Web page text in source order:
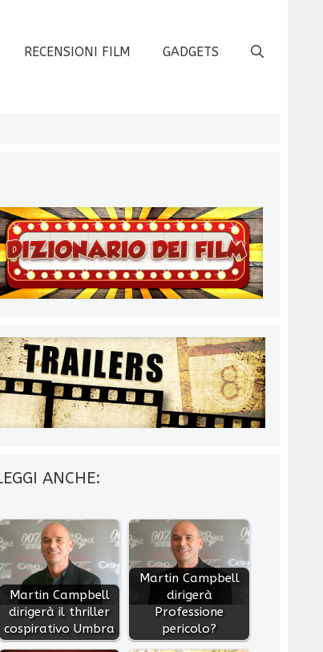
RECENSIONI FILM GADGETS
ANCHE:
Martin Campbell
dirigerà il thriller
cospirativo Umbra
Martin Campbell
dirigerà
Professione
pericolo?